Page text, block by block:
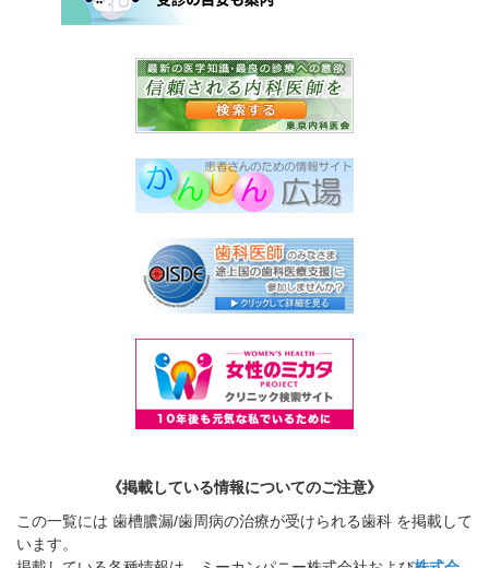
《掲載している情報についてのご注意》
この一覧には 歯槽膿漏/歯周病の治療が受けられる歯科 を掲載して
います。